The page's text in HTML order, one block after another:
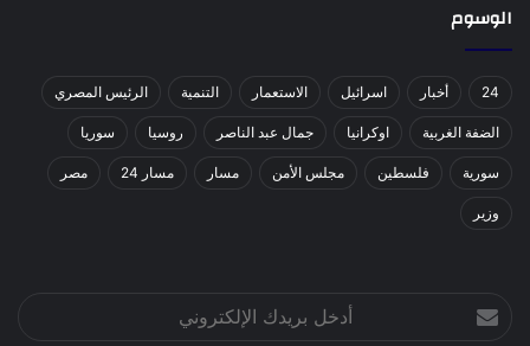
الوسوم
24 أخبار اسرائيل الاستعمار التنمية الرئيس المصري
الضفة الغربية اوكرانيا جمال عبد الناصر روسيا سوريا
سورية فلسطين مجلس الأمن مسار مسار 24 مصر
وزير
بريدك